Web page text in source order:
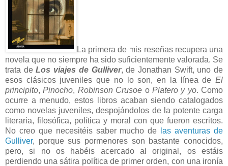
La primera de mis reseñas recupera una
novela que no siempre ha sido suficientemente valorada. Se
trata deLos viajes de Gulliver, de Jonathan Swift, uno de
esos clásicos juveniles que no lo son, en la línea de El
principito,Pinocho, Robinson Crusoe o Platero y yo. Como
ocurre a menudo, estos libros acaban siendo catalogados
como novelas juveniles, despojándolos de la potente carga
literaria, filosófica, política y moral con que fueron escritos.
No creo que necesitéis saber mucho de
las aventuras de
Gulliver, porque sus pormenores son bastante conocidos,
pero, si no os habéis acercado al original, os estáis
perdiendo una sátira política de primer orden, con una ironía